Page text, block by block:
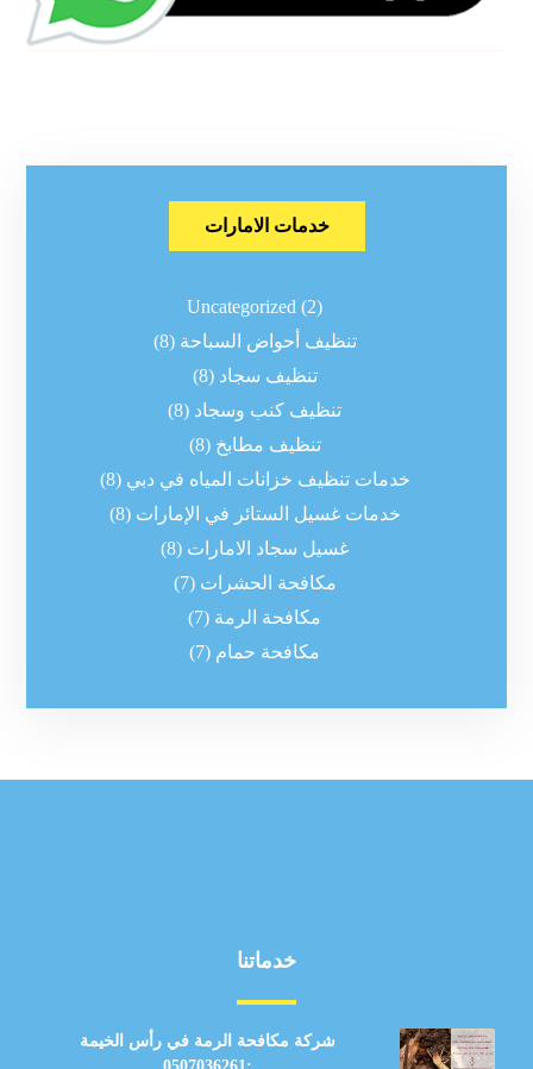
خدمات الامارات
Uncategorized (2)
تنظيف أحواض السباحة (8)
تنظيف سجاد (8)
تنظيف كنب وسجاد (8)
تنظيف مطابخ (8)
خدمات تنظيف خزانات المياه في دبي (8)
خدمات غسيل الستائر في الإمارات (8)
غسيل سجاد الامارات (8)
مكافحة الحشرات (7)
مكافحة الرمة (7)
مكافحة حمام (7)
خدماتنا
شركة مكافحة الرمة في رأس الخيمة